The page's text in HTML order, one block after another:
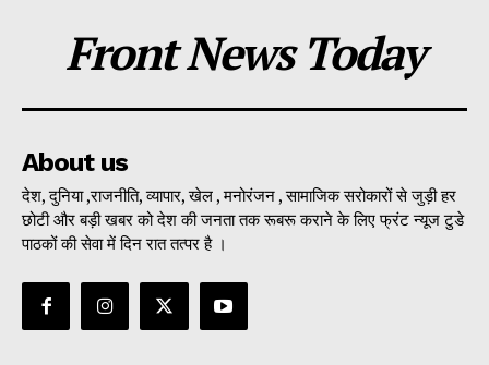
Front News Today
About us
देश, दुनिया ,राजनीति, व्यापार, खेल , मनोरंजन , सामाजिक सरोकारों से जुड़ी हर
छोटी और बड़ी खबर को देश की जनता तक रूबरू कराने के लिए फ्रंट न्यूज टुडे
पाठकों की सेवा में दिन रात तत्पर है ।